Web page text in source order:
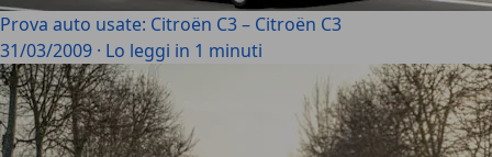
Prova auto usate: Citroën C3 – Citroën C3
31/03/2009 · Lo leggi in 1 minuti